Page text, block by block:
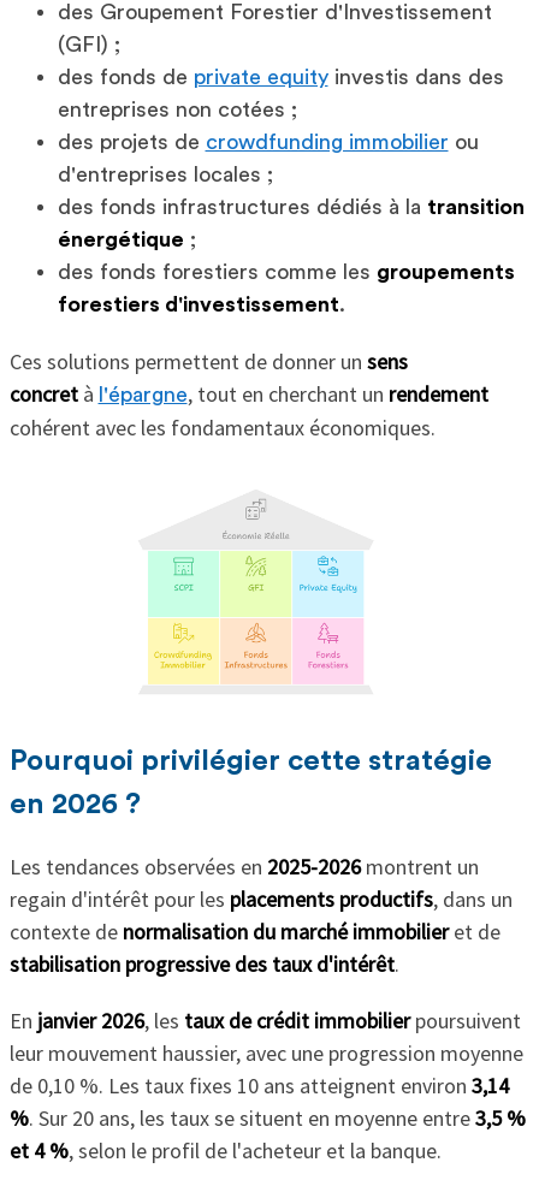
des Groupement Forestier d'Investissement
(GFI) ;
des fonds de private equityinvestis dans des
entreprises non cotées ;
des projets de crowdfunding immobilier ou
d'entreprises locales ;
des fonds infrastructures dédiés à la transition
énergétique ;
des fonds forestiers comme les groupements
forestiers d'investissement.
Ces solutions permettent de donner un sens
concretà l'épargne, tout en cherchant un rendement
cohérent avec les fondamentaux économiques.
Pourquoi privilégier cette stratégie
en 2026 ?
Les tendances observées en 2025-2026montrent un
regain d'intérêt pour les placements productifs, dans un
contexte de normalisation du marché immobilieret de
stabilisation progressive des taux d'intérêt.
En janvier 2026, les taux de crédit immobilierpoursuivent
leur mouvement haussier, avec une progression moyenne
de 0,10 %. Les taux fixes 10 ans atteignent environ 3,14
%. Sur 20 ans, les taux se situent en moyenne entre3,5 %
et 4 %, selon le profil de l'acheteur et la banque.